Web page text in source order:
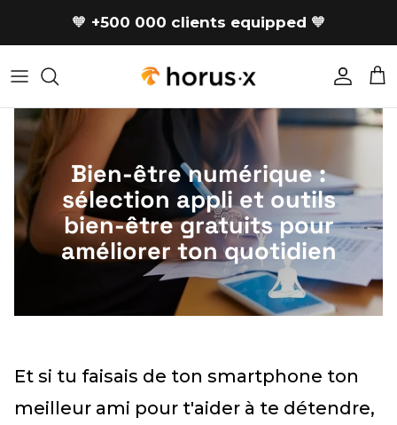
🧡 +500 000 clients equipped 🧡
Account
Bien-être numérique :
sélection appli et outils
bien-être gratuits pour
améliorer ton quotidien
Et si tu faisais de ton smartphone ton
meilleur ami pour t'aider à te détendre,